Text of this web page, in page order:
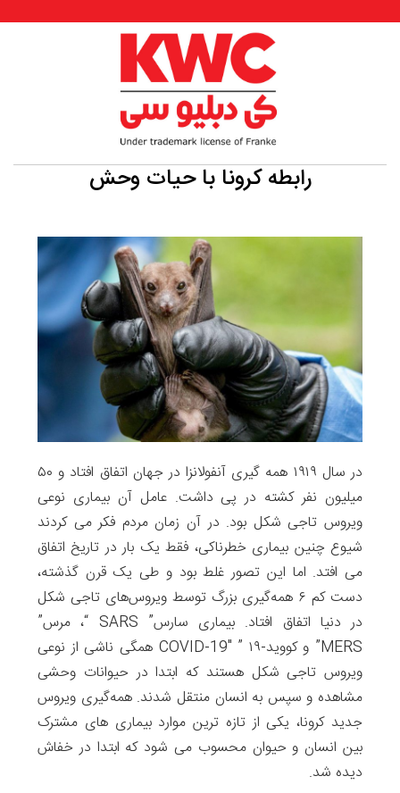
رابطه کرونا با حیات وحش
در سال ۱۹۱۹ همه گیری آنفولانزا در جهان اتفاق افتاد و ۵۰
میلیون نفر کشته در پی داشت. عامل آن بیماری نوعی
ویروس تاجی شکل بود. در آن زمان مردم فکر می کردند
شیوع چنین بیماری خطرناکی، فقط یک بار در تاریخ اتفاق
می افتد. اما این تصور غلط بود و طی یک قرن گذشته،
دست کم ۶ همه‌گیری بزرگ توسط ویروس‌های تاجی شکل
در دنیا اتفاق افتاد. بیماری سارس” SARS “، مرس”
MERS” و کووید-۱۹ ” COVID-19″ همگی ناشی از نوعی
ویروس تاجی شکل هستند که ابتدا در حیوانات وحشی
مشاهده و سپس به انسان‌ منتقل شدند. همه‌گیری ویروس
جدید کرونا، یکی از تازه ترین موارد بیماری های مشترک
بین انسان و حیوان محسوب می شود که ابتدا در خفاش
دیده شد.